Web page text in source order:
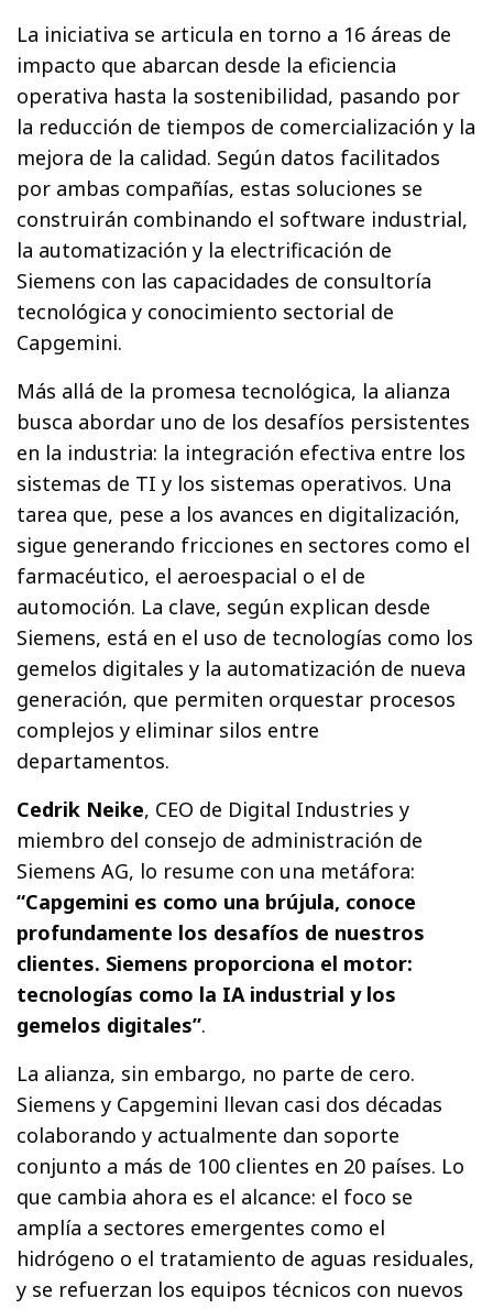
La iniciativa se articula en torno a 16 áreas de
impacto que abarcan desde la eficiencia
operativa hasta la sostenibilidad, pasando por
la reducción de tiempos de comercialización y la
mejora de la calidad. Según datos facilitados
por ambas compañías, estas soluciones se
construirán combinando el software industrial,
la automatización y la electrificación de
Siemens con las capacidades de consultoría
tecnológica y conocimiento sectorial de
Capgemini.
Más allá de la promesa tecnológica, la alianza
busca abordar uno de los desafíos persistentes
en la industria: la integración efectiva entre los
sistemas de TI y los sistemas operativos. Una
tarea que, pese a los avances en digitalización,
sigue generando fricciones en sectores como el
farmacéutico, el aeroespacial o el de
automoción. La clave, según explican desde
Siemens, está en el uso de tecnologías como los
gemelos digitales y la automatización de nueva
generación, que permiten orquestar procesos
complejos y eliminar silos entre
departamentos.
Cedrik Neike, CEO de Digital Industries y
miembro del consejo de administración de
Siemens AG, lo resume con una metáfora:
“Capgemini es como una brújula, conoce
profundamente los desafíos de nuestros
clientes. Siemens proporciona el motor:
tecnologías como la IA industrial y los
gemelos digitales”.
La alianza, sin embargo, no parte de cero.
Siemens y Capgemini llevan casi dos décadas
colaborando y actualmente dan soporte
conjunto a más de 100 clientes en 20 países. Lo
que cambia ahora es el alcance: el foco se
amplía a sectores emergentes como el
hidrógeno o el tratamiento de aguas residuales,
y se refuerzan los equipos técnicos con nuevos